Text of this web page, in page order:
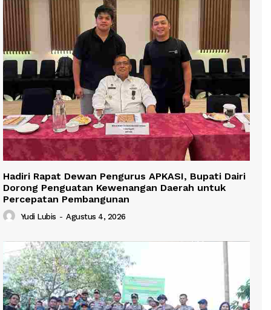
Hadiri Rapat Dewan Pengurus APKASI, Bupati Dairi
Dorong Penguatan Kewenangan Daerah untuk
Percepatan Pembangunan
Yudi Lubis - Agustus 4, 2026